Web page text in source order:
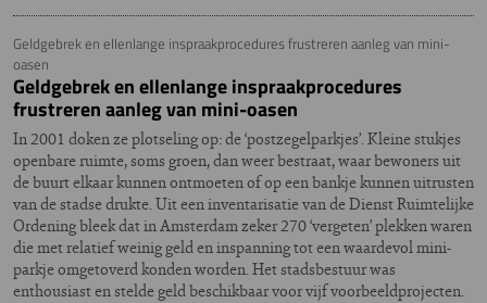
Geldgebrek en ellenlange inspraakprocedures frustreren aanleg van mini-
oasen
Geldgebrek en ellenlange inspraakprocedures
frustreren aanleg van mini-oasen
In 2001 doken ze plotseling op: de ‘postzegelparkjes’. Kleine stukjes
openbare ruimte, soms groen, dan weer bestraat, waar bewoners uit
de buurt elkaar kunnen ontmoeten of op een bankje kunnen uitrusten
van de stadse drukte. Uit een inventarisatie van de Dienst Ruimtelijke
Ordening bleek dat in Amsterdam zeker 270 ‘vergeten’ plekken waren
die met relatief weinig geld en inspanning tot een waardevol mini-
parkje omgetoverd konden worden. Het stadsbestuur was
enthousiast en stelde geld beschikbaar voor vijf voorbeeldprojecten.